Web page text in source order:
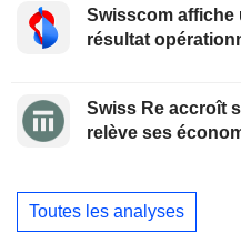
Swisscom affiche
résultat
Swiss Re accroît
relève ses
Toutes les analyses